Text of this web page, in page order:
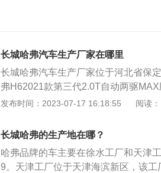
长城哈弗汽车生产厂家在哪里
长城哈弗汽车生产厂家位于河北省保
弗H62021款第三代2.0T自动两驱
毫米、1730毫米，轴距为2738毫米，
N20的2.0L涡轮增压发动机，最大功
发布时间：2023-07-17 16:18:55 阅读
长城哈弗的生产地在哪？
哈弗品牌的车主要在徐水工厂和天津
9。天津工厂位于天津海滨新区，该